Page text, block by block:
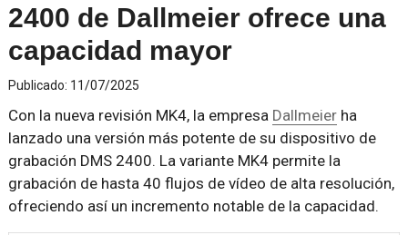
2400 de Dallmeier ofrece una
capacidad mayor
Publicado: 11/07/2025
Con la nueva revisión MK4, la empresa Dallmeierha
lanzado una versión más potente de su dispositivo de
grabación DMS 2400. La variante MK4 permite la
grabación de hasta 40 flujos de vídeo de alta resolución,
ofreciendo así un incremento notable de la capacidad.